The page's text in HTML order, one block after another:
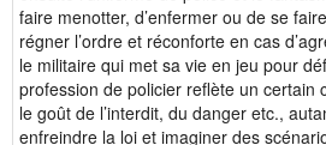
faire menotter, d’enfermer ou de se
régner l’ordre et réconforte en cas
le militaire qui met sa vie en jeu pour
profession de policier reflète un certain
le goût de l’interdit, du danger etc.,
enfreindre la loi et imaginer des